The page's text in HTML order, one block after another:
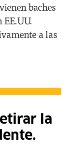
baches
a las
la